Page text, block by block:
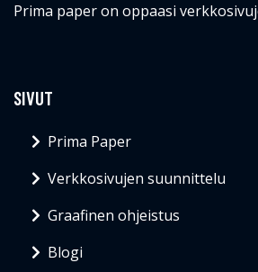
Prima paper on oppaasi
SIVUT
Prima Paper
Verkkosivujen suunnittelu
Graafinen ohjeistus
Blogi